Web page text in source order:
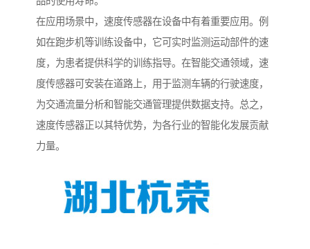
在应用场景中，速度传感器在设备中有着重要应用。例
如在跑步机等训练设备中，它可实时监测运动部件的速
度，为患者提供科学的训练指导。在智能交通领域，速
度传感器可安装在道路上，用于监测车辆的行驶速度，
为交通流量分析和智能交通管理提供数据支持。总之，
速度传感器正以其特优势，为各行业的智能化发展贡献
力量。